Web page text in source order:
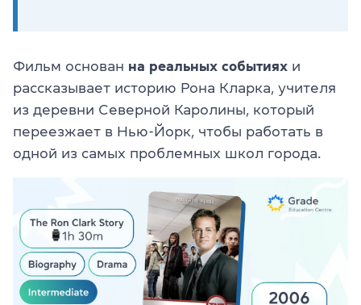
Фильм основан на реальных событиях и
рассказывает историю Рона Кларка, учителя
из деревни Северной Каролины, который
переезжает в Нью-Йорк, чтобы работать в
одной из самых проблемных школ города.